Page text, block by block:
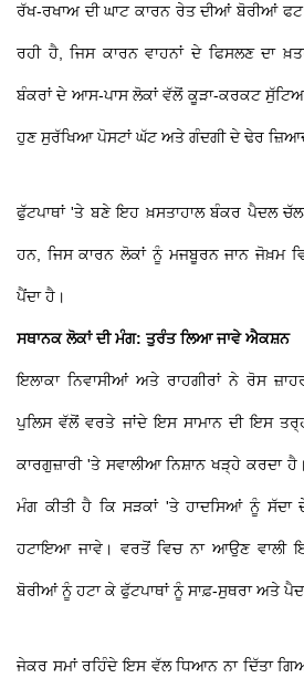
ਰੱਖ-ਰਖਾਅ ਦੀ ਘਾਟ ਕਾਰਨ ਰੇਤ ਦੀਆਂ ਬੋਰੀਆਂ
ਰਹੀ ਹੈ, ਜਿਸ ਕਾਰਨ ਵਾਹਨਾਂ ਦੇ ਫਿਸਲਣ ਦਾ
ਬੰਕਰਾਂ ਦੇ ਆਸ-ਪਾਸ ਲੋਕਾਂ ਵੱਲੋਂ ਕੂੜਾ-ਕਰਕਟ
ਹੁਣ ਸੁਰੱਖਿਆ ਪੋਸਟਾਂ ਘੱਟ ਅਤੇ ਗੰਦਗੀ ਦੇ ਢੇਰ
ਫੁੱਟਪਾਥਾਂ 'ਤੇ ਬਣੇ ਇਹ ਖ਼ਸਤਾਹਾਲ ਬੰਕਰ ਪੈਦਲ
ਹਨ, ਜਿਸ ਕਾਰਨ ਲੋਕਾਂ ਨੂੰ ਮਜਬੂਰਨ ਜਾਨ ਜੋਖ਼ਮ
ਪੈਂਦਾ ਹੈ।
ਸਥਾਨਕ ਲੋਕਾਂ ਦੀ ਮੰਗ: ਤੁਰੰਤ ਲਿਆ ਜਾਵੇ ਐਕਸ਼ਨ
ਇਲਾਕਾ ਨਿਵਾਸੀਆਂ ਅਤੇ ਰਾਹਗੀਰਾਂ ਨੇ ਰੋਸ
ਪੁਲਿਸ ਵੱਲੋਂ ਵਰਤੇ ਜਾਂਦੇ ਇਸ ਸਾਮਾਨ ਦੀ ਇਸ
ਕਾਰਗੁਜ਼ਾਰੀ 'ਤੇ ਸਵਾਲੀਆ ਨਿਸ਼ਾਨ ਖੜ੍ਹੇ ਕਰਦਾ
ਮੰਗ ਕੀਤੀ ਹੈ ਕਿ ਸੜਕਾਂ 'ਤੇ ਹਾਦਸਿਆਂ ਨੂੰ
ਹਟਾਇਆ ਜਾਵੇ। ਵਰਤੋਂ ਵਿਚ ਨਾ ਆਉਣ ਵਾਲੀ
ਬੋਰੀਆਂ ਨੂੰ ਹਟਾ ਕੇ ਫੁੱਟਪਾਥਾਂ ਨੂੰ ਸਾਫ਼-ਸੁਥਰਾ ਅਤੇ
ਜੇਕਰ ਸਮਾਂ ਰਹਿੰਦੇ ਇਸ ਵੱਲ ਧਿਆਨ ਨਾ ਦਿੱਤਾ